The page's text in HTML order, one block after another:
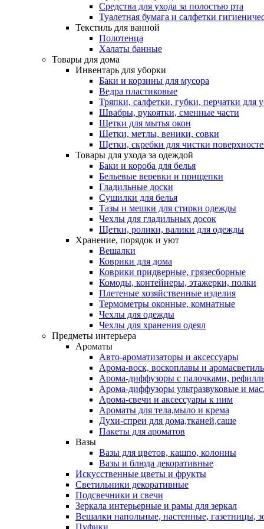
Средства для ухода за полостью рта
Туалетная бумага и салфетки
Текстиль для ванной
Полотенца
Халаты банные
Товары для дома
Инвентарь для уборки
Баки и корзины для мусора
Ведра пластиковые
Тряпки, салфетки, губки, перчатки для
Швабры, рукоятки, сменные части
Щетки для мытья окон
Щетки, метлы, веники, совки
Щетки, скребки для чистки
Товары для ухода за одеждой
Баки и короба для белья
Бельевые веревки и прищепки
Гладильные доски
Сушилки для белья
Тазы и мешки для стирки одежды
Чехлы для гладильных досок
Щетки, ролики, валики для одежды
Хранение, порядок и уют
Вешалки
Коврики для дома
Коврики придверные, грязесборные
Комоды, контейнеры, этажерки, полки
Плетеные хозяйственные изделия
Термометры оконные, комнатные
Чехлы для одежды
Чехлы для хранения одеял
Предметы интерьера
Ароматы
Авто-ароматизаторы и аксессуары
Арома-воск, воскоплавы и
Арома-диффузоры с палочками,
Арома-диффузоры ультразвуковые и
Арома-свечи и аксессуары к ним
Ароматы для тела,мыло и крема
Духи-спреи для дома,тканей,саше
Пакеты для ароматов
Вазы
Вазы для цветов, кашпо, колонны
Вазы и блюда декоративные
Искусственные цветы и фрукты
Светильники декоративные
Подсвечники и свечи
Зеркала интерьерные и рамы для зеркал
Вешалки напольные, настенные, газетницы,
Пуфики